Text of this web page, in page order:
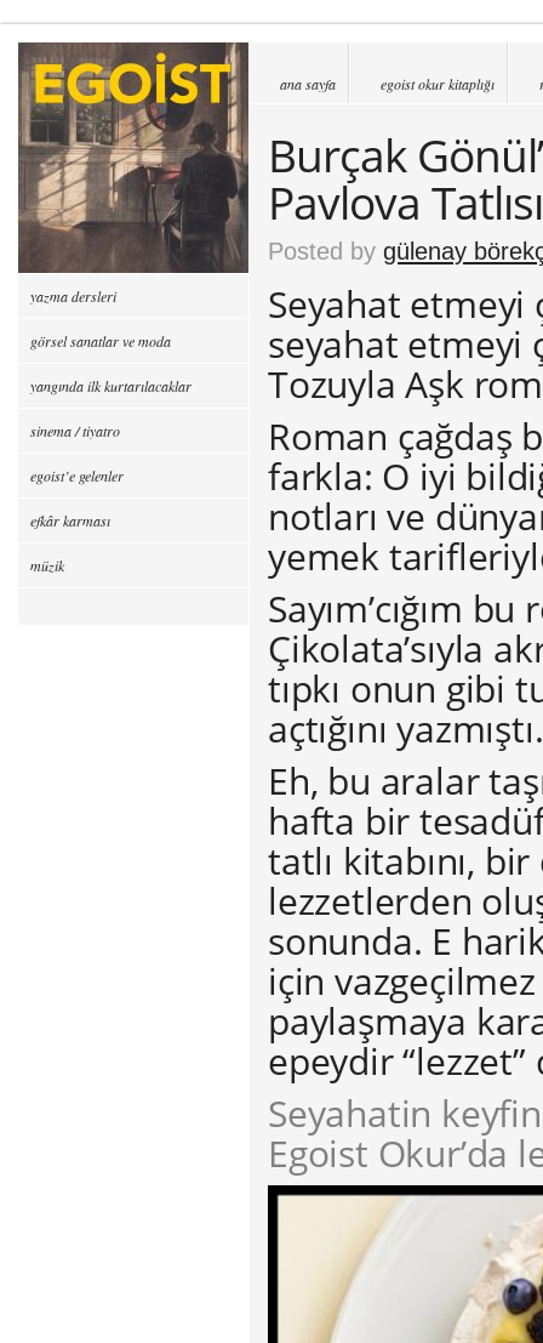
ana sayfa egoist okur kitaplığı
Burçak
Pavlova Tatlısı
Posted by gülenay
Seyahat etmeyi
seyahat etmeyi
Tozuyla Aşk
Roman çağdaş
farkla: O iyi
notları ve
yemek
Sayım’cığım
Çikolata’sıyla
tıpkı onun gibi
açtığını yazmıştı.
Eh, bu aralar
hafta bir
tatlı kitabını,
lezzetlerden
sonunda. E
için vazgeçilmez
paylaşmaya
epeydir
Seyahatin
Egoist Okur’da
yazma dersleri
görsel sanatlar ve moda
yangında ilk kurtarılacaklar
sinema / tiyatro
egoist’e gelenler
efkâr karması
müzik